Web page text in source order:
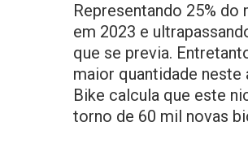
Representando 25%
em 2023 e
que se previa.
maior quantidade neste
Bike calcula que este
torno de 60 mil novas